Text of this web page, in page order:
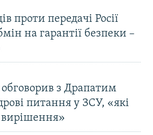
проти передачі Росії
на гарантії безпеки –
з Драпатим
питання у ЗСУ, «які